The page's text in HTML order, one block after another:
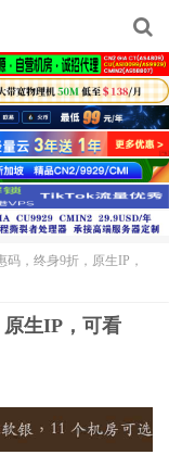
，终身9折，原生IP，
生IP，可看